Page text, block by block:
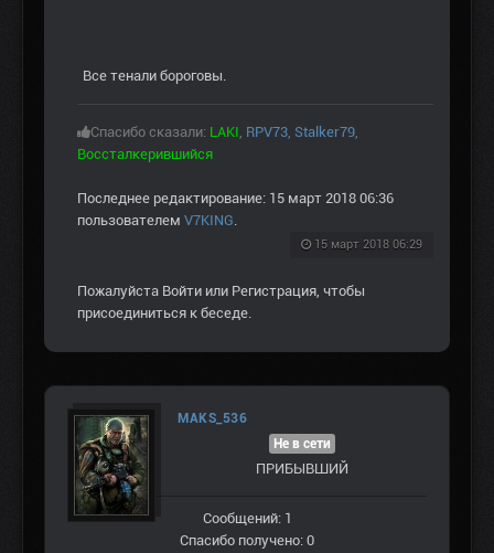
Все тенали бороговы.
Спасибо сказали: LAKI, RPV73, Stalker79,
Воссталкерившийся
Последнее редактирование: 15 март 2018 06:36
пользователем V7KING.
15 март 2018 06:29
Пожалуйста Войти или Регистрация, чтобы
присоединиться к беседе.
MAKS_536
Не в сети
ПРИБЫВШИЙ
Сообщений: 1
Спасибо получено: 0